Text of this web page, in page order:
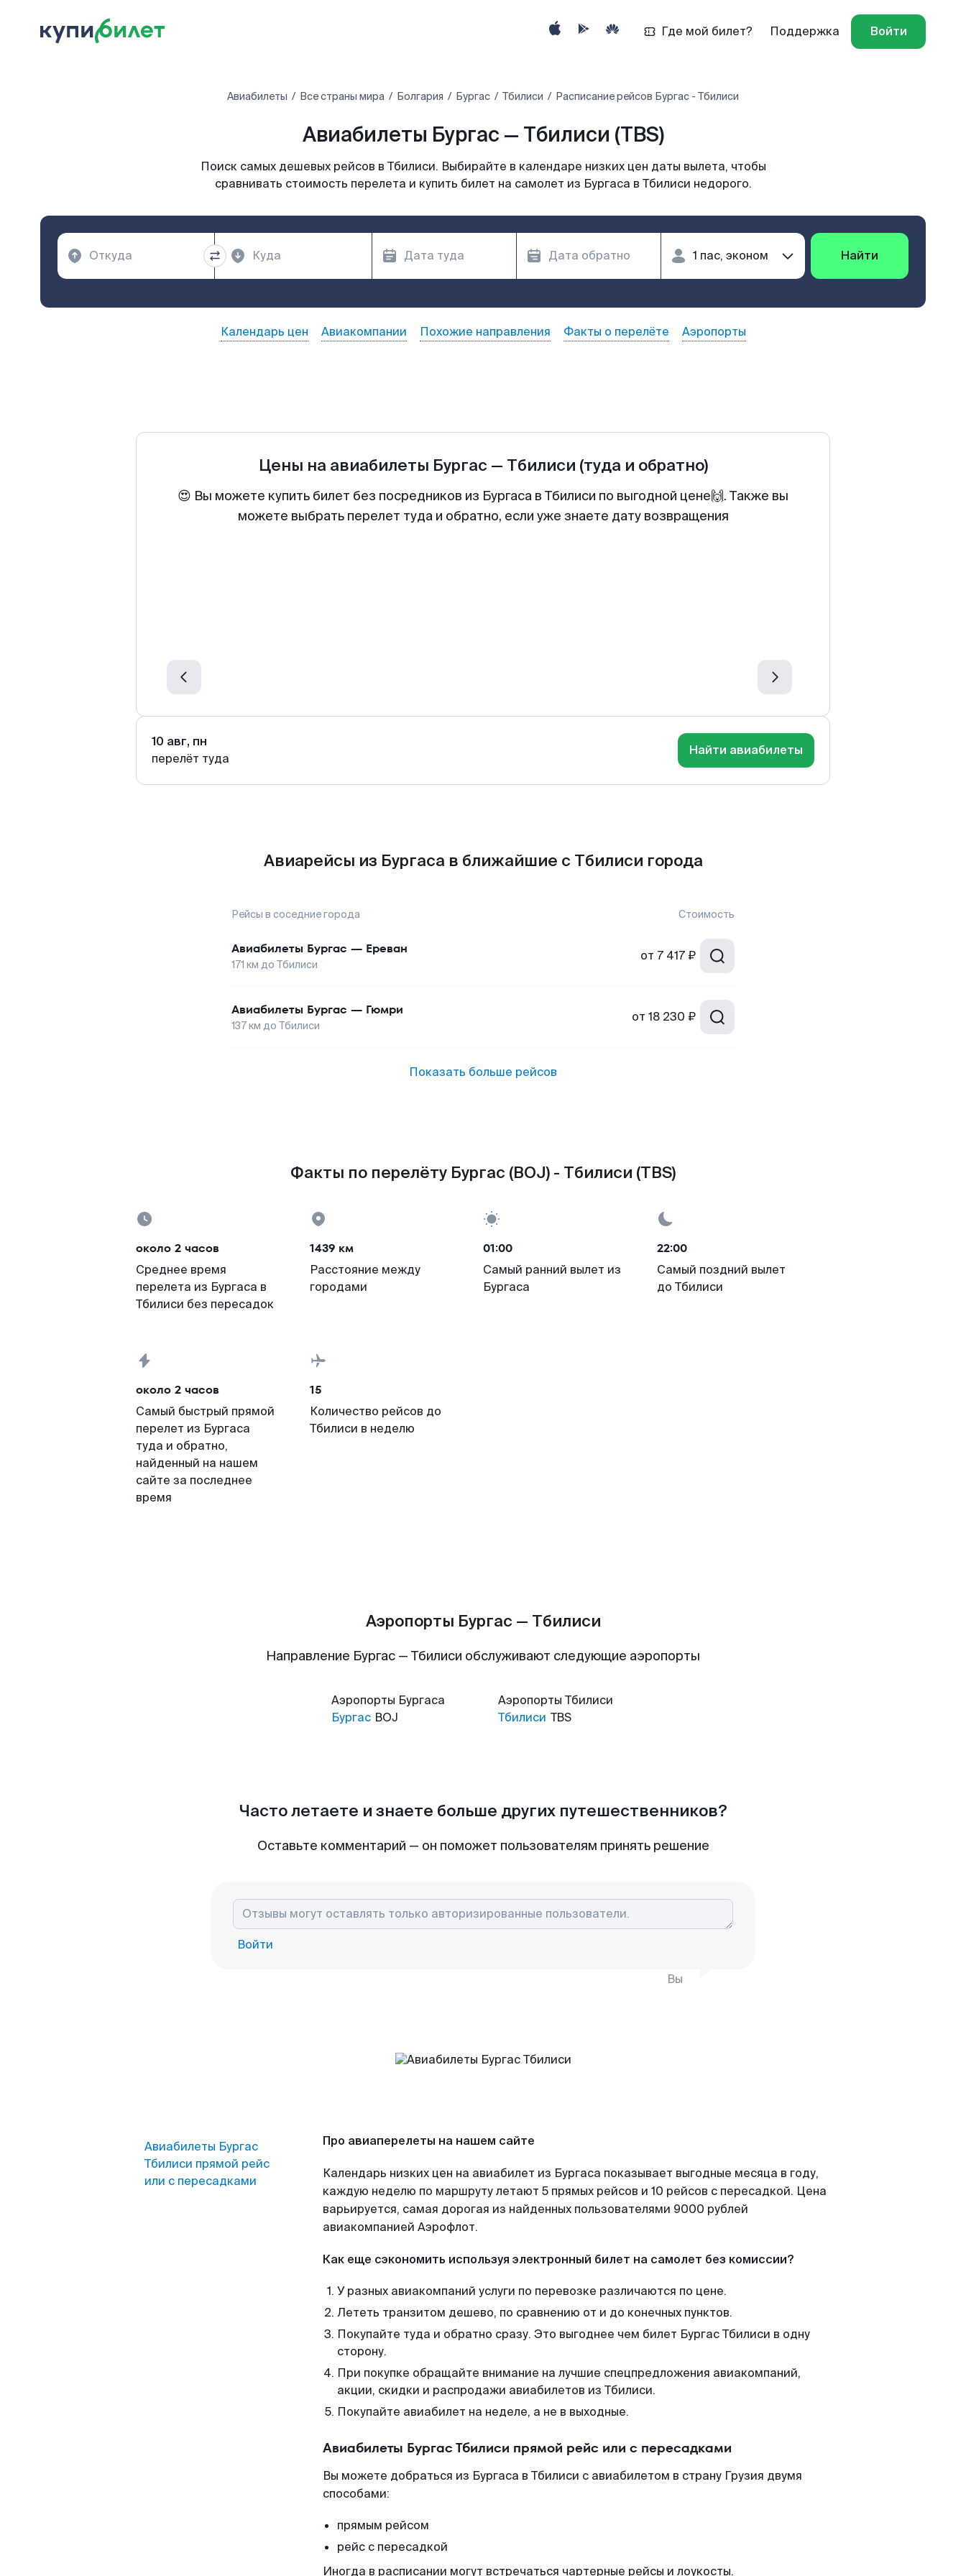
Где мой билет? Поддержка Войти
Авиабилеты Все страны мира Болгария Бургас Тбилиси Расписание рейсов Бургас - Тбилиси
Авиабилеты Бургас — Тбилиси (TBS)
Поиск самых дешевых рейсов в Тбилиси. Выбирайте в календаре низких цен даты вылета, чтобы
сравнивать стоимость перелета и купить билет на самолет из Бургаса в Тбилиси недорого.
Найти
Календарь цен Авиакомпании Похожие направления Факты о перелёте Аэропорты
Цены на авиабилеты Бургас — Тбилиси (туда и обратно)
😍 Вы можете купить билет без посредников из Бургаса в Тбилиси по выгодной цене🙌. Также вы
можете выбрать перелет туда и обратно, если уже знаете дату возвращения
10 авг, пн
перелёт туда
Найти авиабилеты
Авиарейсы из Бургаса в ближайшие с Тбилиси города
Рейсы в соседние города Стоимость
Авиабилеты Бургас — Ереван
171 км до Тбилиси
от 7 417 ₽
Авиабилеты Бургас — Гюмри
137км до Тбилиси
от 18 230 ₽
Показать больше рейсов
Факты по перелёту Бургас (BOJ) - Тбилиси (TBS)
около 2 часов
Среднее время
перелета из Бургаса в
Тбилиси без пересадок
1439 км
Расстояние между
городами
01:00
Самый ранний вылет из
Бургаса
22:00
Самый поздний вылет
до Тбилиси
около 2 часов
Самый быстрый прямой
перелет из Бургаса
туда и обратно,
найденный на нашем
сайте за последнее
время
15
Количество рейсов до
Тбилиси в неделю
Аэропорты Бургас — Тбилиси
Направление Бургас — Тбилиси обслуживают следующие аэропорты
Аэропорты Бургаса
Бургас BOJ
Аэропорты Тбилиси
Тбилиси TBS
Часто летаете и знаете больше других путешественников?
Оставьте комментарий — он поможет пользователям принять решение
Войти
Вы
Авиабилеты Бургас
Тбилиси прямой рейс
или с пересадками
Про авиаперелеты на нашем сайте
Календарь низких цен на авиабилет из Бургаса показывает выгодные месяца в году,
каждую неделю по маршруту летают 5 прямых рейсов и 10 рейсов с пересадкой. Цена
варьируется, самая дорогая из найденных пользователями 9000 рублей
авиакомпанией Аэрофлот.
Как еще сэкономить используя электронный билет на самолет без комиссии?
У разных авиакомпаний услуги по перевозке различаются по цене.
Лететь транзитом дешево, по сравнению от и до конечных пунктов.
Покупайте туда и обратно сразу. Это выгоднее чем билет Бургас Тбилиси в одну
сторону.
При покупке обращайте внимание на лучшие спецпредложения авиакомпаний,
акции, скидки и распродажи авиабилетов из Тбилиси.
Покупайте авиабилет на неделе, а не в выходные.
Авиабилеты Бургас Тбилиси прямой рейс или с пересадками
Вы можете добраться из Бургаса в Тбилиси с авиабилетом в страну Грузия двумя
способами:
прямым рейсом
рейс с пересадкой
Иногда в расписании могут встречаться чартерные рейсы и лоукосты.